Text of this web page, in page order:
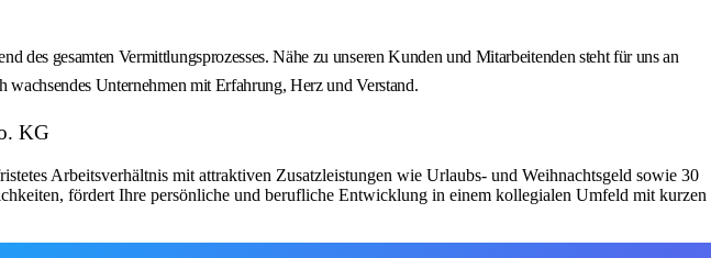
des gesamten Vermittlungsprozesses. Nähe zu unseren Kunden und Mitarbeitenden steht für uns an
wachsendes Unternehmen mit Erfahrung, Herz und Verstand.
KG
Arbeitsverhältnis mit attraktiven Zusatzleistungen wie Urlaubs- und Weihnachtsgeld sowie 30
fördert Ihre persönliche und berufliche Entwicklung in einem kollegialen Umfeld mit kurzen